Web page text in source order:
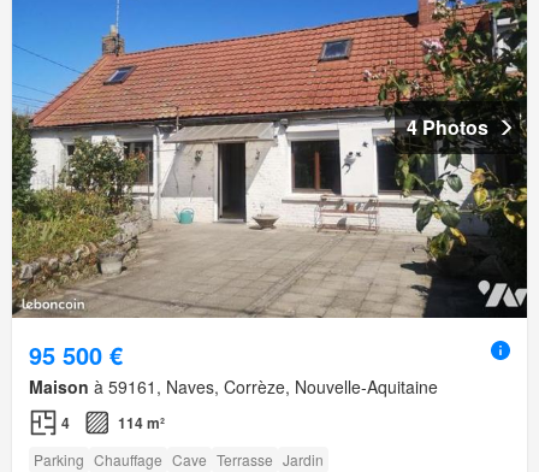
4 Photos
95 500 €
Maison à 59161, Naves, Corrèze, Nouvelle-Aquitaine
4 114 m²
Parking Chauffage Cave Terrasse Jardin